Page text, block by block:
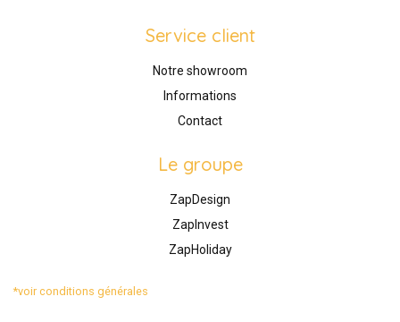
Service client
Notre showroom
Informations
Contact
Le groupe
ZapDesign
ZapInvest
ZapHoliday
*voir conditions générales